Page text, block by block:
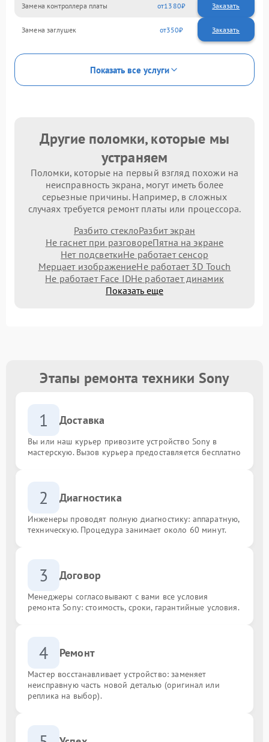
Замена контроллера платы 1380
Замена заглушек 350
Показать все услуги
Другие поломки, которые мы
устраняем
Поломки, которые на первый взгляд похожи на
неисправность экрана, могут иметь более
серьезные причины. Например, в сложных
случаях требуется ремонт платы или процессора.
Разбито стеклоРазбит экран
Не гаснет при разговореПятна на экране
Нет подсветкиНе работает сенсор
Мерцает изображениеНе работает 3D Touch
Не работает Face IDНе работает динамик
Показать еще
Этапы ремонта техники Sony
1 Доставка
Вы или наш курьер привозите устройство Sony в
мастерскую. Вызов курьера предоставляется бесплатно
2 Диагностика
Инженеры проводят полную диагностику: аппаратную,
техническую. Процедура занимает около 60 минут.
3 Договор
Менеджеры согласовывают с вами все условия
ремонта Sony: стоимость, сроки, гарантийные условия.
4 Ремонт
Мастер восстанавливает устройство: заменяет
неисправную часть новой деталью (оригинал или
реплика на выбор).